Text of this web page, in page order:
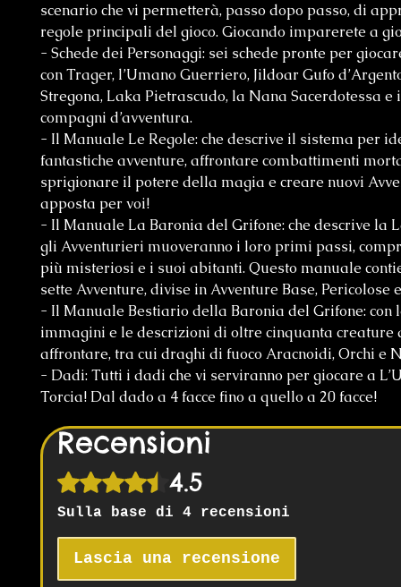
scenario che vi permetterà, passo dopo passo, di
regole principali del gioco. Giocando imparerete a
- Schede dei Personaggi: sei schede pronte per
con Trager, l’Umano Guerriero, Jildoar Gufo
Stregona, Laka Pietrascudo, la Nana Sacerdotessa e
compagni d’avventura.
- Il Manuale Le Regole: che descrive il sistema per
fantastiche avventure, affrontare combattimenti
sprigionare il potere della magia e creare nuovi
apposta per voi!
- Il Manuale La Baronia del Grifone: che descrive la
gli Avventurieri muoveranno i loro primi passi,
più misteriosi e i suoi abitanti. Questo manuale
sette Avventure, divise in Avventure Base, Pericolose
- Il Manuale Bestiario della Baronia del Grifone: con
immagini e le descrizioni di oltre cinquanta creature
affrontare, tra cui draghi di fuoco Aracnoidi, Orchi e
- Dadi: Tutti i dadi che vi serviranno per giocare a
Torcia! Dal dado a 4 facce fino a quello a 20 facce!
Recensioni
Valutazione 4,5 stelle su 5.
4.5
Sulla base di 4 recensioni
Lascia una recensione